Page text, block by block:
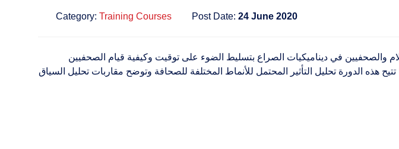
Category: Training Courses Post Date: 24 June 2020
والصحفيين في ديناميكيات الصراع بتسليط الضوء على توقيت وكيفية قيام الصحفيين
هذه الدورة تحليل التأثير المحتمل للأنماط المختلفة للصحافة وتوضح مقاربات تحليل السياق